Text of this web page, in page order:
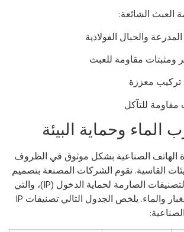
الشائعة:
والحبال الفولاذية
مقاومة للعبث
معززة
للتآكل
وحماية البيئة
الصناعية بشكل موثوق في الظروف
القاسية. تقوم الشركات المصنعة بتصميم
هذه الأجهزة لتلبية التصنيفات الصارمة لحماية الدخول (IP)، والتي
تشير إلى مقاومة الغبار والماء. يلخص الجدول التالي تصنيفات IP